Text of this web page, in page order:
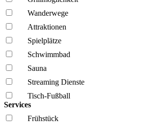
Wanderwege
Attraktionen
Spielplätze
Schwimmbad
Sauna
Streaming Dienste
Tisch-Fußball
Services
Frühstück